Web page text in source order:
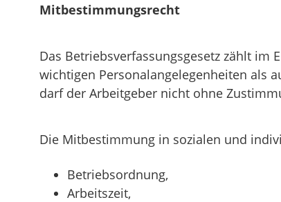
Mitbestimmungsrecht
Das Betriebsverfassungsgesetz zählt
wichtigen Personalangelegenheiten als
darf der Arbeitgeber nicht ohne
Die Mitbestimmung in sozialen und
Betriebsordnung,
Arbeitszeit,